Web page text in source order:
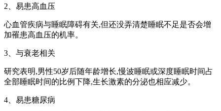
2、易患高血压
心血管疾病与睡眠障碍有关,但还没弄清楚睡眠不足是否会增
加罹患高血压的机率。
3、与衰老相关
研究表明,男性50岁后随年龄增长,慢波睡眠或深度睡眠时间占
全部睡眠时间的比例下降,生长激素的分泌也相应减少。
4、易患糖尿病